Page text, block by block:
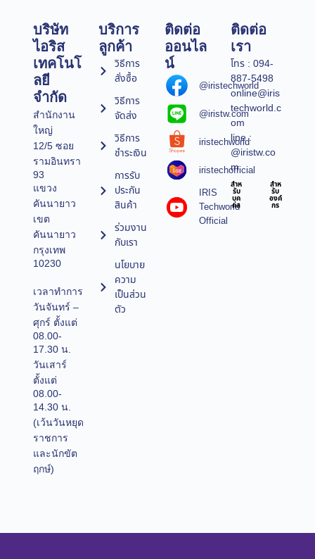
บริษัท
ไอริส
เทคโนโ
ลยี
จำกัด
สำนักงาน
ใหญ่
12/5 ซอย
รามอินทรา
93
แขวง
คันนายาว
เขต
คันนายาว
กรุงเทพ
10230
เวลาทำการ
วันจันทร์ –
ศุกร์ ตั้งแต่
08.00-
17.30 น.
วันเสาร์
ตั้งแต่
08.00-
14.30 น.
(เว้นวันหยุด
ราชการ
และนักขัต
ฤกษ์)
บริการ
ลูกค้า
วิธีการ
สั่งซื้อ
วิธีการ
จัดส่ง
วิธีการ
ชำระเงิน
การรับ
ประกัน
สินค้า
ร่วมงาน
กับเรา
นโยบาย
ความ
เป็นส่วน
ตัว
ติดต่อ
ออนไล
น์
@iristechworld
@iristw.com
iristechworld
iristechofficial
IRIS
Techworld
Official
ติดต่อ
เรา
โทร : 094-
887-5498
online@iris
techworld.c
om
line :
@iristw.co
m
สำห
รับ
บุค
คล
สำห
รับ
องค์
กร